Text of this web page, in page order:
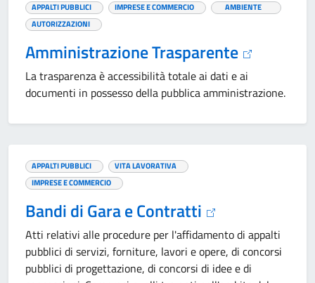
APPALTI PUBBLICI IMPRESE E COMMERCIO
AMBIENTE
AUTORIZZAZIONI
Amministrazione Trasparente
La trasparenza è accessibilità totale ai dati e ai
documenti in possesso della pubblica amministrazione.
APPALTI PUBBLICI
VITA LAVORATIVA
IMPRESE E COMMERCIO
Bandi di Gara e Contratti
Atti relativi alle procedure per l'affidamento di appalti
pubblici di servizi, forniture, lavori e opere, di concorsi
pubblici di progettazione, di concorsi di idee e di